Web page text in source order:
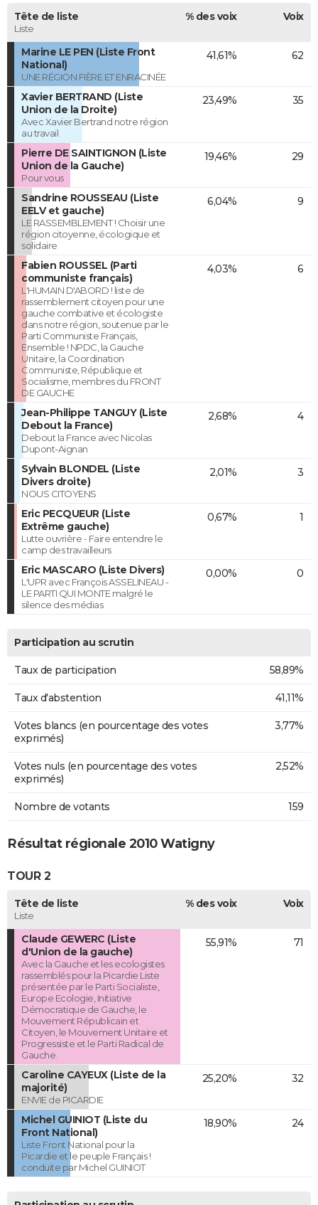
Tête de liste
Liste
% des voix Voix
Marine LE PEN (Liste Front
National)
UNE RÉGION FIÈRE ET ENRACINÉE
41,61% 62
Xavier BERTRAND (Liste
Union de la Droite)
Avec Xavier Bertrand notre région
au travail
23,49% 35
Pierre DE SAINTIGNON (Liste
Union de la Gauche)
Pour vous
19,46% 29
Sandrine ROUSSEAU (Liste
EELV et gauche)
LE RASSEMBLEMENT ! Choisir une
région citoyenne, écologique et
solidaire
6,04% 9
Fabien ROUSSEL (Parti
communiste français)
L'HUMAIN D'ABORD ! liste de
rassemblement citoyen pour une
gauche combative et écologiste
dans notre région, soutenue par le
Parti Communiste Français,
Ensemble ! NPDC, la Gauche
Unitaire, la Coordination
Communiste, République et
Socialisme, membres du FRONT
DE GAUCHE
4,03% 6
Jean-Philippe TANGUY (Liste
Debout la France)
Debout la France avec Nicolas
Dupont-Aignan
2,68% 4
Sylvain BLONDEL (Liste
Divers droite)
NOUS CITOYENS
2,01% 3
Eric PECQUEUR (Liste
Extrême gauche)
Lutte ouvrière - Faire entendre le
camp des travailleurs
0,67% 1
Eric MASCARO (Liste Divers)
L'UPR avec François ASSELINEAU -
LE PARTI QUI MONTE malgré le
silence des médias
0,00% 0
Participation au scrutin
Taux de participation 58,89%
Taux d'abstention 41,11%
Votes blancs (en pourcentage des votes
exprimés)
3,77%
Votes nuls (en pourcentage des votes
exprimés)
2,52%
Nombre de votants 159
Résultat régionale 2010 Watigny
TOUR 2
Tête de liste
Liste
% des voix Voix
Claude GEWERC (Liste
d'Union de la gauche)
Avec la Gauche et les ecologistes
rassemblés pour la Picardie Liste
présentée par le Parti Socialiste,
Europe Ecologie, Initiative
Démocratique de Gauche, le
Mouvement Républicain et
Citoyen, le Mouvement Unitaire et
Progressiste et le Parti Radical de
Gauche.
55,91% 71
Caroline CAYEUX (Liste de la
majorité)
ENVIE de PICARDIE
25,20% 32
Michel GUINIOT (Liste du
Front National)
Liste Front National pour la
Picardie et le peuple Français !
conduite par Michel GUINIOT
18,90% 24